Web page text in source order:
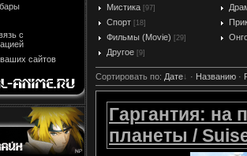
с
сайтов
Мистика [97]
Спорт [18]
Фильмы (Movie) [29]
Другое [9]
Сортировать по: Дате · Названию ·
Гаргантия: на
планеты /